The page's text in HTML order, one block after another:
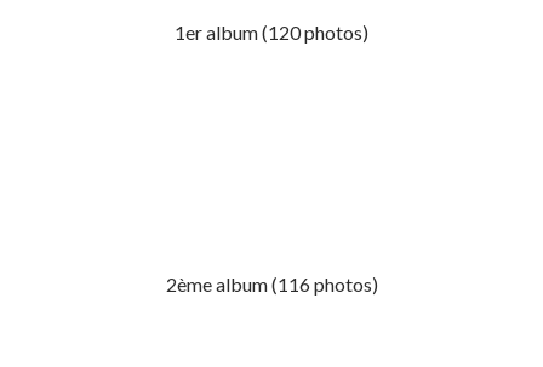
1er album (120 photos)
2ème album (116 photos)